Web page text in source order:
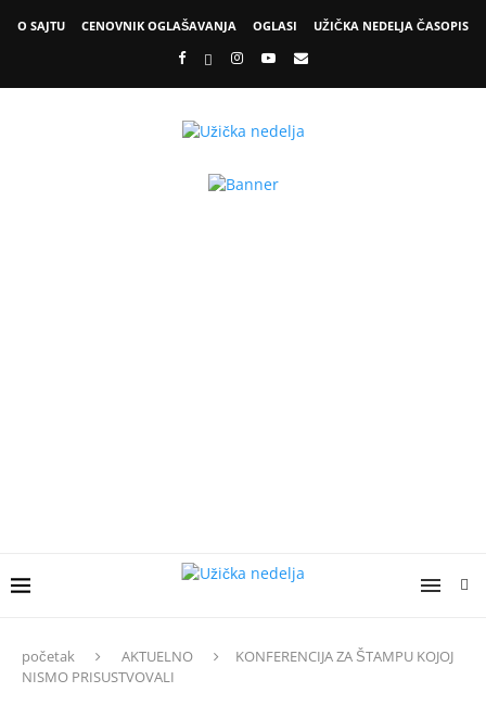
O SAJTU CENOVNIK OGLAŠAVANJA OGLASI UŽIČKA NEDELJA ČASOPIS
početak AKTUELNO
KONFERENCIJA ZA ŠTAMPU KOJOJ
NISMO PRISUSTVOVALI